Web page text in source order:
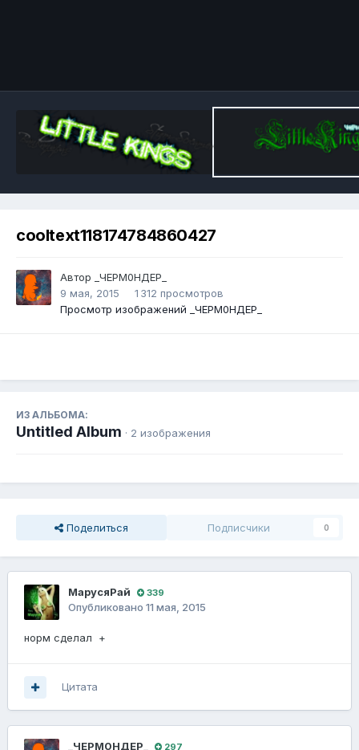
cooltext118174784860427
Автор
_ЧЕРМ0НДЕР_
9 мая, 2015
1 312 просмотров
Просмотр изображений _ЧЕРМ0НДЕР_
ИЗ АЛЬБОМА:
Untitled Album · 2 изображения
Поделиться Подписчики 0
МарусяРай 339
Опубликовано 11 мая, 2015
норм сделал +
Цитата
_ЧЕРМ0НДЕР_ 297